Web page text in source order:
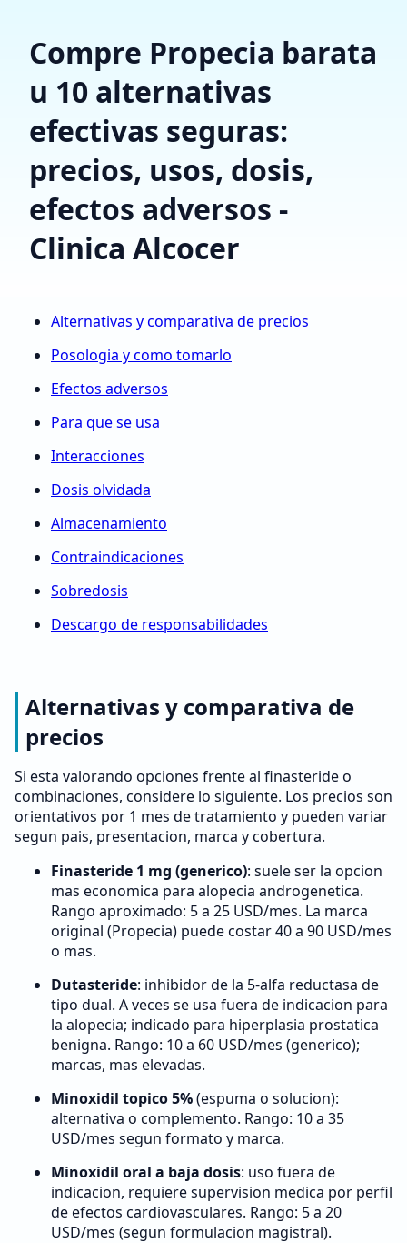
Compre Propecia barata
u 10 alternativas
efectivas seguras:
precios, usos, dosis,
efectos adversos -
Clinica Alcocer
Alternativas y comparativa de precios
Posologia y como tomarlo
Efectos adversos
Para que se usa
Interacciones
Dosis olvidada
Almacenamiento
Contraindicaciones
Sobredosis
Descargo de responsabilidades
Alternativas y comparativa de
precios
Si esta valorando opciones frente al finasteride o
combinaciones, considere lo siguiente. Los precios son
orientativos por 1 mes de tratamiento y pueden variar
segun pais, presentacion, marca y cobertura.
Finasteride 1 mg (generico): suele ser la opcion
mas economica para alopecia androgenetica.
Rango aproximado: 5 a 25 USD/mes. La marca
original (Propecia) puede costar 40 a 90 USD/mes
o mas.
Dutasteride: inhibidor de la 5-alfa reductasa de
tipo dual. A veces se usa fuera de indicacion para
la alopecia; indicado para hiperplasia prostatica
benigna. Rango: 10 a 60 USD/mes (generico);
marcas, mas elevadas.
Minoxidil topico 5%(espuma o solucion):
alternativa o complemento. Rango: 10 a 35
USD/mes segun formato y marca.
Minoxidil oral a baja dosis: uso fuera de
indicacion, requiere supervision medica por perfil
de efectos cardiovasculares. Rango: 5 a 20
USD/mes (segun formulacion magistral).